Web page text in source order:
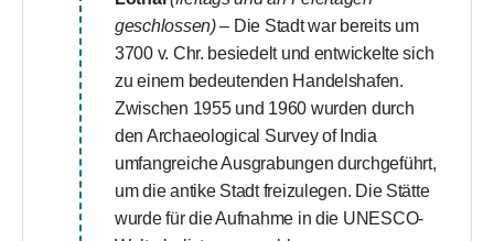
geschlossen)– Die Stadt war bereits um
3700 v. Chr. besiedelt und entwickelte sich
zu einem bedeutenden Handelshafen.
Zwischen 1955 und 1960 wurden durch
den Archaeological Survey of India
umfangreiche Ausgrabungen durchgeführt,
um die antike Stadt freizulegen. Die Stätte
wurde für die Aufnahme in die UNESCO-